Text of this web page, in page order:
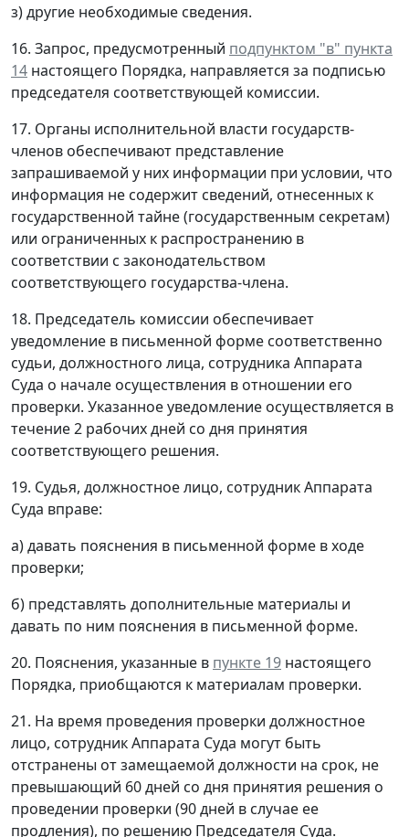
з) другие необходимые сведения.
16. Запрос, предусмотренный подпунктом "в" пункта
14 настоящего Порядка, направляется за подписью
председателя соответствующей комиссии.
17. Органы исполнительной власти государств-
членов обеспечивают представление
запрашиваемой у них информации при условии, что
информация не содержит сведений, отнесенных к
государственной тайне (государственным секретам)
или ограниченных к распространению в
соответствии с законодательством
соответствующего государства-члена.
18. Председатель комиссии обеспечивает
уведомление в письменной форме соответственно
судьи, должностного лица, сотрудника Аппарата
Суда о начале осуществления в отношении его
проверки. Указанное уведомление осуществляется в
течение 2 рабочих дней со дня принятия
соответствующего решения.
19. Судья, должностное лицо, сотрудник Аппарата
Суда вправе:
а) давать пояснения в письменной форме в ходе
проверки;
б) представлять дополнительные материалы и
давать по ним пояснения в письменной форме.
20. Пояснения, указанные в пункте 19 настоящего
Порядка, приобщаются к материалам проверки.
21. На время проведения проверки должностное
лицо, сотрудник Аппарата Суда могут быть
отстранены от замещаемой должности на срок, не
превышающий 60 дней со дня принятия решения о
проведении проверки (90 дней в случае ее
продления), по решению Председателя Суда.